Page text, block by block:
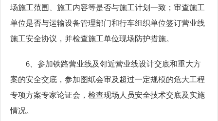
场施工范围、施工内容等是否与施工计划一致；审查施工
单位是否与运输设备管理部门和行车组织单位签订营业线
施工安全协议，并检查施工单位现场防护措施。
6、参加铁路营业线及邻近营业线设计交底和重大方
案的安全交底，参加图纸会审及超过一定规模的危大工程
专项方案专家论证会，检查现场人员安全技术交底及实施
情况。